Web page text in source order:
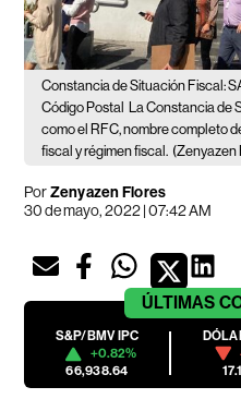
Constancia de Situación Fiscal:
Código Postal La Constancia de
como el RFC, nombre completo
fiscal y régimen fiscal. (Zenyazen
PorZenyazen Flores
30 de mayo, 2022 | 07:42 AM
ÚLTIMAS
S&P/BMV IPC
+0.82%
66,938.64